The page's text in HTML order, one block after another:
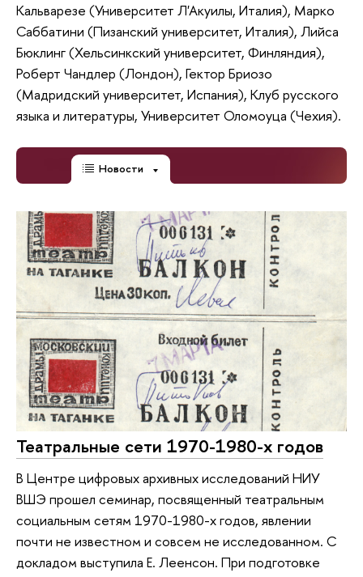
Кальварезе (Университет Л'Акуилы, Италия), Марко
Саббатини (Пизанский университет, Италия), Лийса
Бюклинг (Хельсинкский университет, Финляндия),
Роберт Чандлер (Лондон), Гектор Бриозо
(Мадридский университет, Испания), Клуб русского
языка и литературы, Университет Оломоуца (Чехия).
Новости
Театральные сети 1970-1980-х годов
В Центре цифровых архивных исследований НИУ
ВШЭ прошел семинар, посвященный театральным
социальным сетям 1970-1980-х годов, явлении
почти не известном и совсем не исследованном. С
докладом выступила Е. Леенсон. При подготовке